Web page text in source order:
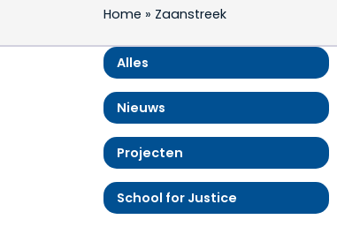
Home » Zaanstreek
Alles
Nieuws
Projecten
School for Justice